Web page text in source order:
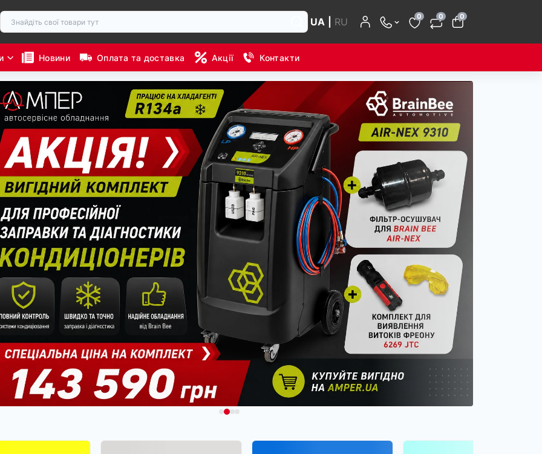
UA RU 0 0 0
Новини Оплата та доставка Акції Контакти